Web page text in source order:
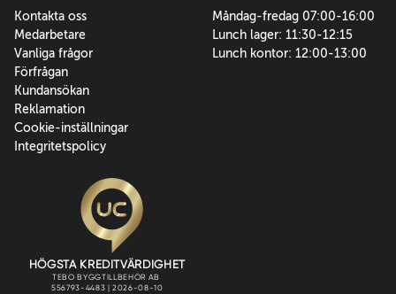
Kontakta oss
Medarbetare
Vanliga frågor
Förfrågan
Kundansökan
Reklamation
Cookie-inställningar
Integritetspolicy
Måndag-fredag 07:00-16:00
Lunch lager: 11:30-12:15
Lunch kontor: 12:00-13:00